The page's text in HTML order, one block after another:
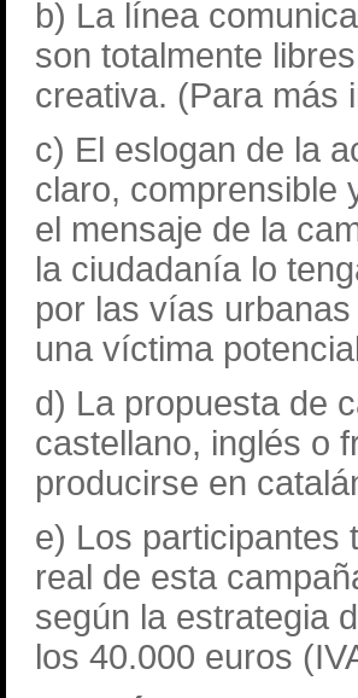
b) La línea
son totalmente
creativa. (Para más
c) El eslogan de la
claro, comprensible
el mensaje de la
la ciudadanía lo
por las vías
una víctima
d) La propuesta de
castellano, inglés o
producirse en
e) Los participantes
real de esta
según la estrategia
los 40.000 euros